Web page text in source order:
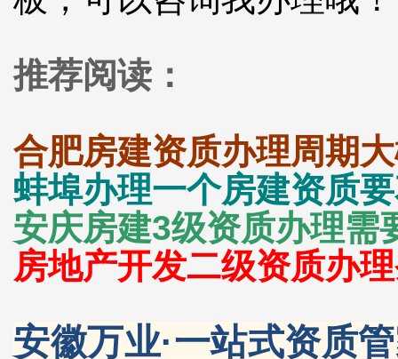
推荐阅读：
合肥房建资质办理周期
蚌埠办理一个房建资质
安庆房建3级资质办理需
房地产开发二级资质办
安徽万业·一站式资质